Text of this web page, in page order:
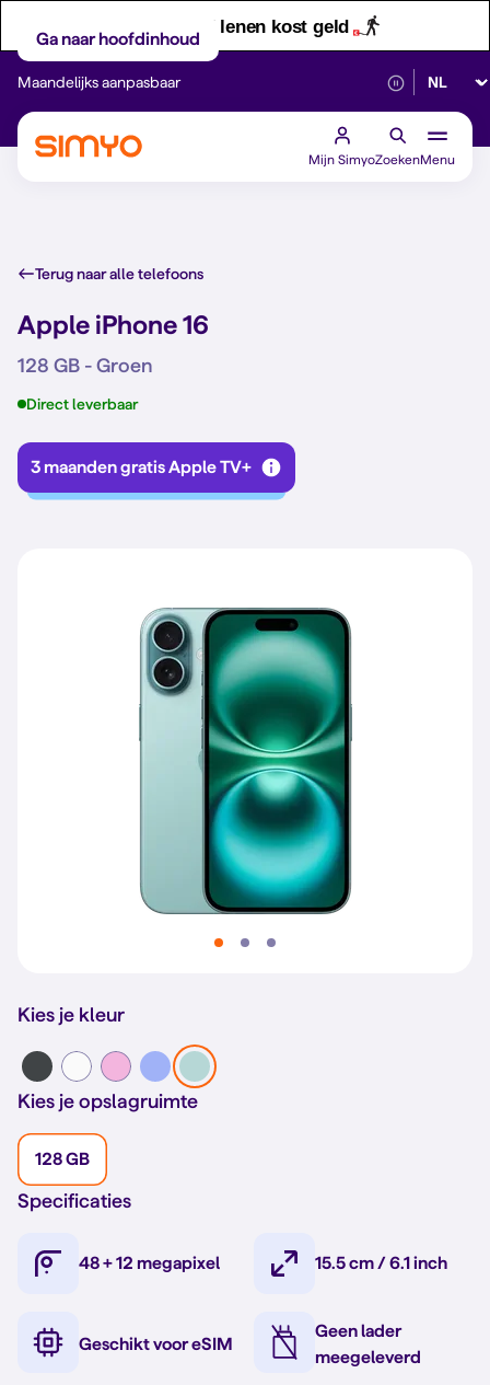
Let op! Geld lenen kost geld
Ga naar hoofdinhoud
Maandelijks aanpasbaar Betrouwbaar
Mijn SimyoZoekenMenu
Terug naar alle telefoons
Apple iPhone 16
128 GB - Groen
Direct leverbaar
3 maanden gratis Apple TV+
Kies je kleur
Kies je opslagruimte
128 GB
Specificaties
48 + 12 megapixel 15.5 cm / 6.1 inch
Geschikt voor eSIM
Geen lader
meegeleverd